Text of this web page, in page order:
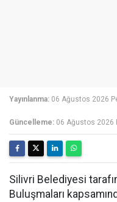
Yayınlanma: 06 Ağustos 2026
Güncelleme: 06 Ağustos 2026
Silivri Belediyesi
Buluşmaları